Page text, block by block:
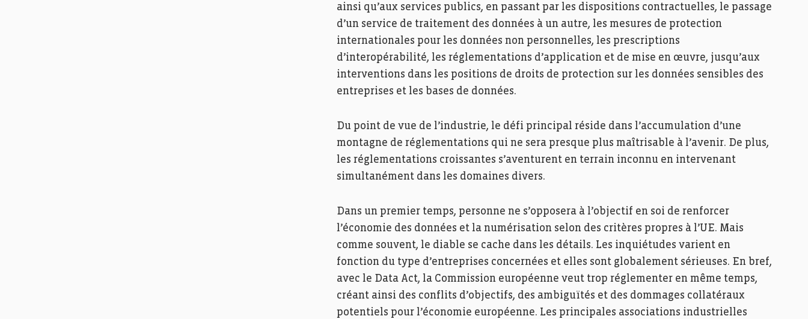
ainsi qu’aux services publics, en passant par les dispositions contractuelles, le passage
d’un service de traitement des données à un autre, les mesures de protection
internationales pour les données non personnelles, les prescriptions
d’interopérabilité, les réglementations d’application et de mise en œuvre, jusqu’aux
interventions dans les positions de droits de protection sur les données sensibles des
entreprises et les bases de données.
Du point de vue de l’industrie, le défi principal réside dans l’accumulation d’une
montagne de réglementations qui ne sera presque plus maîtrisable à l’avenir. De plus,
les réglementations croissantes s’aventurent en terrain inconnu en intervenant
simultanément dans les domaines divers.
Dans un premier temps, personne ne s’opposera à l’objectif en soi de renforcer
l’économie des données et la numérisation selon des critères propres à l’UE. Mais
comme souvent, le diable se cache dans les détails. Les inquiétudes varient en
fonction du type d’entreprises concernées et elles sont globalement sérieuses. En bref,
avec le Data Act, la Commission européenne veut trop réglementer en même temps,
créant ainsi des conflits d’objectifs, des ambiguïtés et des dommages collatéraux
potentiels pour l’économie européenne. Les principales associations industrielles